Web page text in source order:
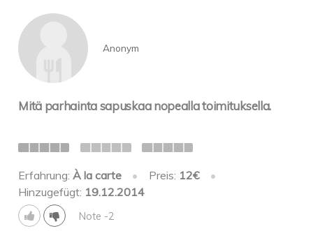
Anonym
Mitä parhainta sapuskaa nopealla toimituksella.
Erfahrung:À la carte • Preis: 12€
•
Hinzugefügt: 19.12.2014
Note -2